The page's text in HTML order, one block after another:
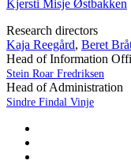
Kjersti Misje Østbakken
Research directors
Kaja Reegård, Beret
Head of Information
Stein Roar Fredriksen
Head of Administration
Sindre Findal Vinje